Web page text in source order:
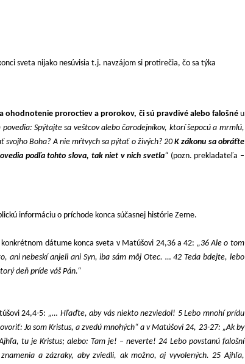
sveta nijako nesúvisia t.j. navzájom si protirečia, čo sa týka
ohodnotenie proroctiev a prorokov, či sú pravdivé alebo falošnéu
povedia: Spýtajte sa veštcov alebo čarodejníkov, ktorí šepocú a mrmlú,
svojho Boha? A nie mŕtvych sa pýtať o živých? 20K zákonu sa obráťte
podľa tohto slova, tak niet v nich svetla“(pozn. prekladateľa –
informáciu o príchode konca súčasnej histórie Zeme.
konkrétnom dátume konca sveta v Matúšovi 24,36 a 42: „36 Ale o tom
ani nebeskí anjeli ani Syn, iba sám môj Otec. … 42 Teda bdejte, lebo
deň príde váš Pán.“
24,4-5: „… Hľaďte, aby vás niekto nezviedol! 5 Lebo mnohí prídu
Ja som Kristus, a zvedú mnohých“ a v Matúšovi 24, 23-27: „Ak by
tu je Kristus; alebo: Tam je! – neverte! 24 Lebo povstanú falošní
a zázraky, aby zviedli, ak možno, aj vyvolených. 25 Ajhľa,